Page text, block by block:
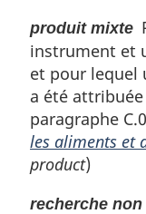
produit mixte
instrument et
et pour lequel
a été
paragraphe
les aliments et
product)
recherche